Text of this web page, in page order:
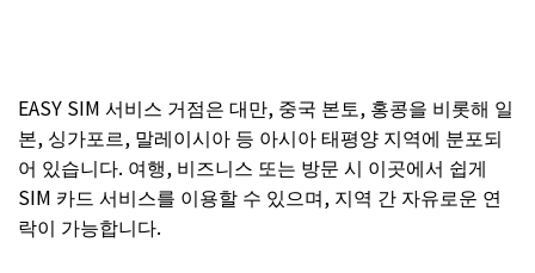
EASY SIM 서비스 거점은 대만, 중국 본토, 홍콩을 비롯해 일
본, 싱가포르, 말레이시아 등 아시아 태평양 지역에 분포되
어 있습니다. 여행, 비즈니스 또는 방문 시 이곳에서 쉽게
SIM 카드 서비스를 이용할 수 있으며, 지역 간 자유로운 연
락이 가능합니다.